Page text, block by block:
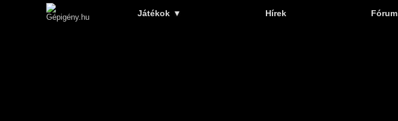
Játékok ▼ Hírek Fórum